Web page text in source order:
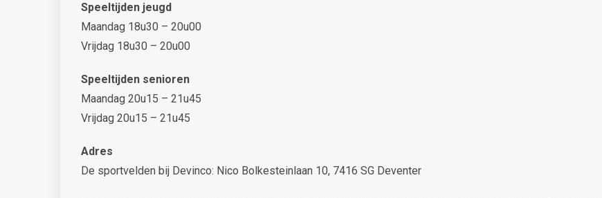
Speeltijden jeugd
Maandag 18u30 – 20u00
Vrijdag 18u30 – 20u00
Speeltijden senioren
Maandag 20u15 – 21u45
Vrijdag 20u15 – 21u45
Adres
De sportvelden bij Devinco: Nico Bolkesteinlaan 10, 7416 SG Deventer